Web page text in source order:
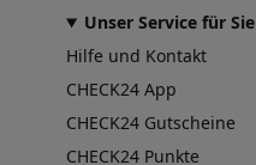
Unser Service für Sie
Hilfe und Kontakt
CHECK24 App
CHECK24 Gutscheine
CHECK24 Punkte